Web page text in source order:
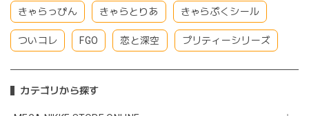
きゃらっぴん きゃらとりあ きゃらぷくシール
ついコレ FGO 恋と深空 プリティーシリーズ
カテゴリから探す